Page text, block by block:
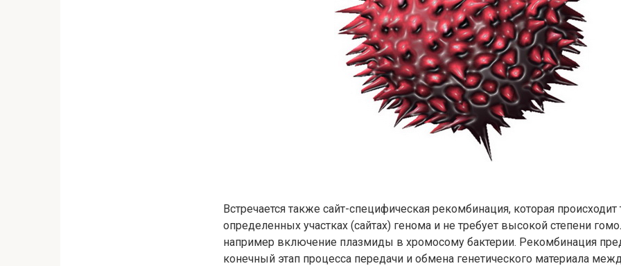
Встречается также сайт-специфическая рекомбинация, которая происходит
определенных участках (сайтах) генома и не требует высокой степени
например включение плазмиды в хромосому бактерии. Рекомбинация
конечный этап процесса передачи и обмена генетического материала